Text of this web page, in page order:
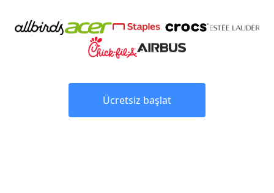
Ücretsiz başlat